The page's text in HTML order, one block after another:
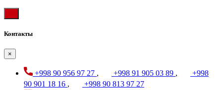
Контакты
×
+998 90 956 97 27 , +998 91 905 03 89 ,
+998
90 901 18 16 , +998 90 813 97 27